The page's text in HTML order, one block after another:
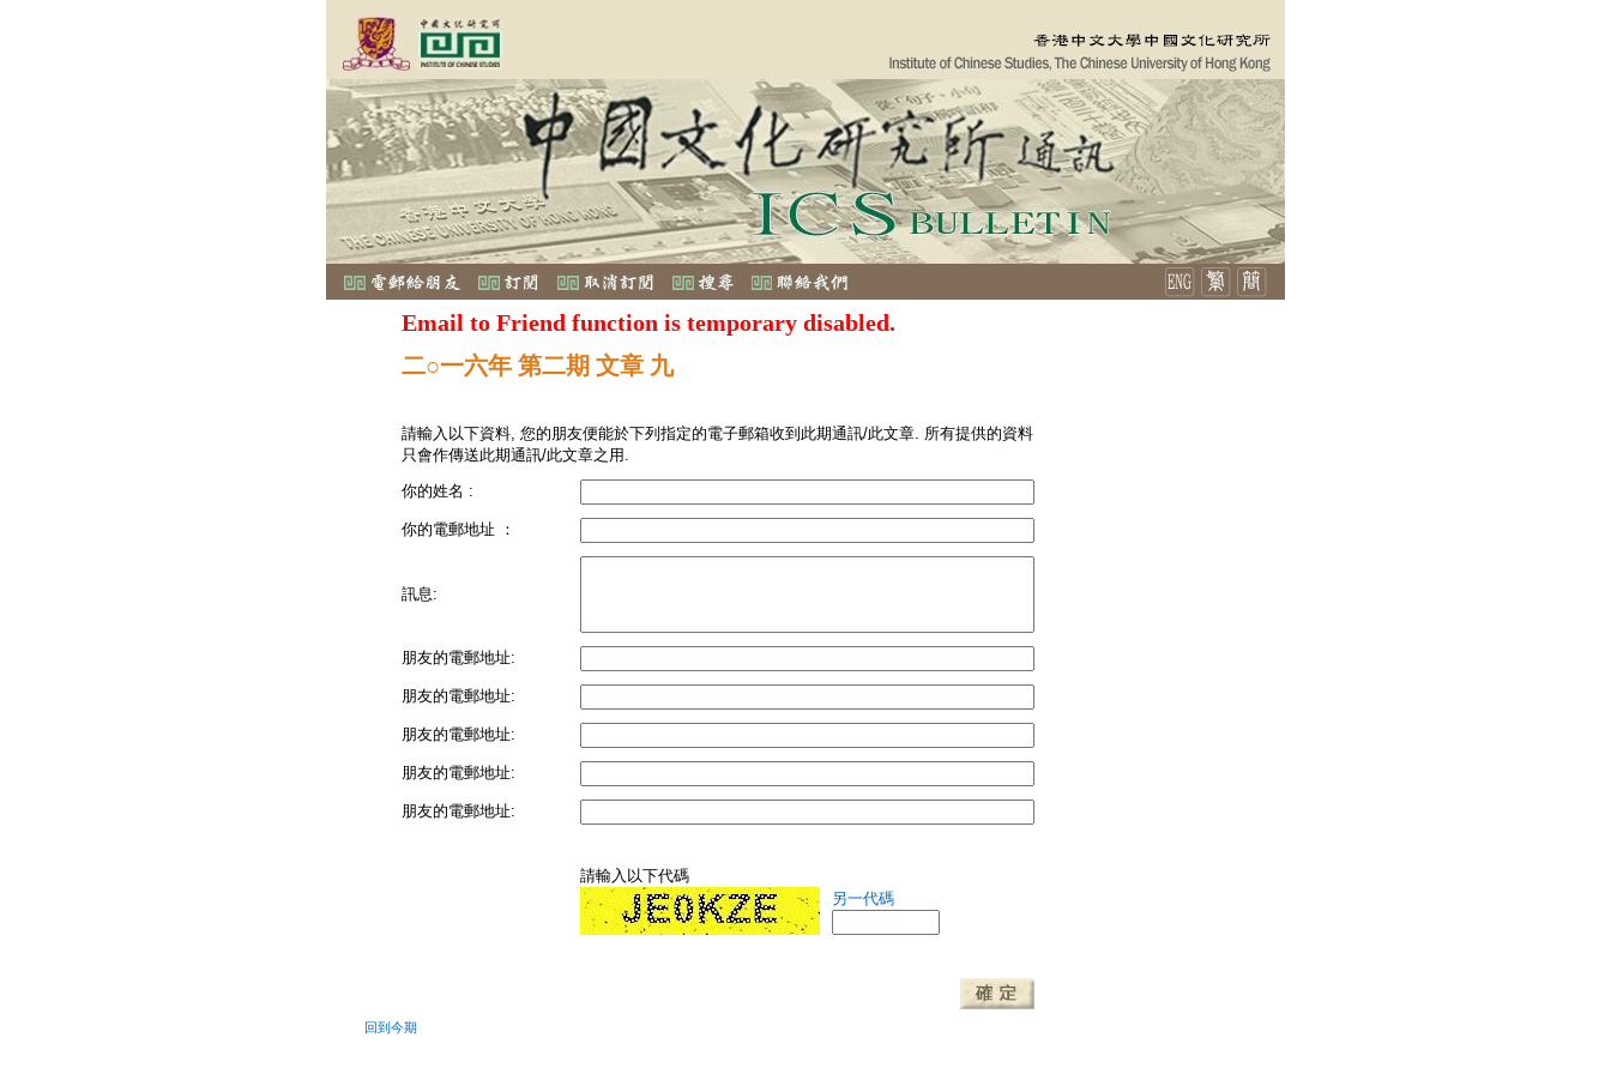
Email to Friend function is temporary disabled.
二○一六年 第二期 文章 九
請輸入以下資料, 您的朋友便能於下列指定的電子郵箱收到此期通訊/此文章. 所有提供的資料
只會作傳送此期通訊/此文章之用.
你的姓名 :
你的電郵地址 ：
訊息:
朋友的電郵地址:
朋友的電郵地址:
朋友的電郵地址:
朋友的電郵地址:
朋友的電郵地址:
請輸入以下代碼
另一代碼
回到今期